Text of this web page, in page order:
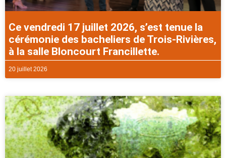
Ce vendredi 17 juillet 2026, s’est tenue la
cérémonie des bacheliers de Trois-Rivières,
à la salle Bloncourt Francillette.
20 juillet 2026